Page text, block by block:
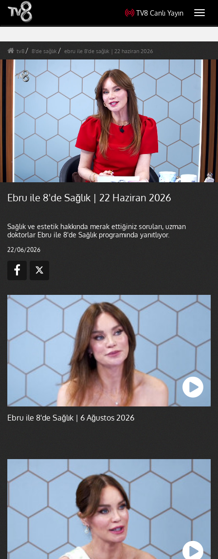
TV8 Canlı Yayın
tv8 8'de sağlık ebru ile 8'de sağlık | 22 haziran 2026
Ebru ile 8'de Sağlık | 22 Haziran 2026
Sağlık ve estetik hakkında merak ettiğiniz soruları, uzman
doktorlar Ebru ile 8'de Sağlık programında yanıtlıyor.
22/06/2026
Ebru ile 8'de Sağlık | 6 Ağustos 2026